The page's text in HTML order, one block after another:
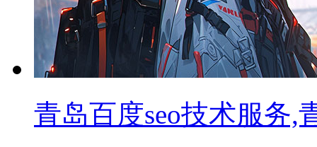
青岛百度seo技术服务,